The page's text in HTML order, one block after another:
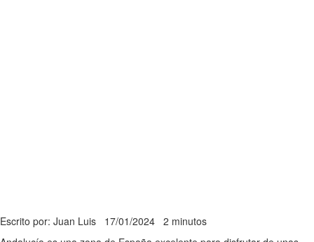
Escrito por: Juan Luis 17/01/2024 2 minutos